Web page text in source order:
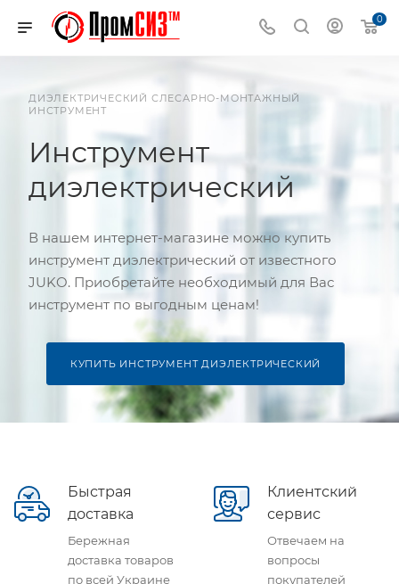
0
ДИЭЛЕКТРИЧЕСКИЙ СЛЕСАРНО-МОНТАЖНЫЙ
ИНСТРУМЕНТ
Инструмент
диэлектрический
В нашем интернет-магазине можно купить
инструмент диэлектрический от известного
JUKO. Приобретайте необходимый для Вас
инструмент по выгодным ценам!
КУПИТЬ ИНСТРУМЕНТ ДИЭЛЕКТРИЧЕСКИЙ
Быстрая
доставка
Бережная
доставка товаров
по всей Украине
Клиентский
сервис
Отвечаем на
вопросы
покупателей